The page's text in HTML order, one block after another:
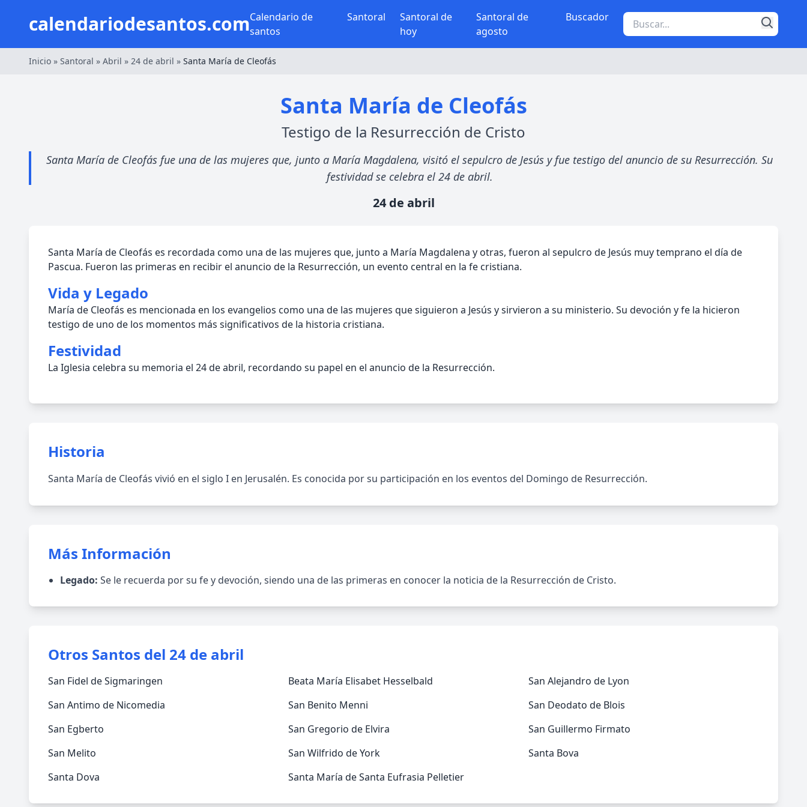
calendariodesantos.comCalendario de
santos
Santoral
Santoral de
hoy
Santoral de
agosto
Buscador
Inicio » Santoral » Abril » 24 de abril » Santa María de Cleofás
Santa María de Cleofás
Testigo de la Resurrección de Cristo
Santa María de Cleofás fue una de las mujeres que, junto a María Magdalena, visitó el sepulcro de Jesús y fue testigo del anuncio de su Resurrección. Su
festividad se celebra el 24 de abril.
24 de abril
Santa María de Cleofás es recordada como una de las mujeres que, junto a María Magdalena y otras, fueron al sepulcro de Jesús muy temprano el día de
Pascua. Fueron las primeras en recibir el anuncio de la Resurrección, un evento central en la fe cristiana.
Vida y Legado
María de Cleofás es mencionada en los evangelios como una de las mujeres que siguieron a Jesús y sirvieron a su ministerio. Su devoción y fe la hicieron
testigo de uno de los momentos más significativos de la historia cristiana.
Festividad
La Iglesia celebra su memoria el 24 de abril, recordando su papel en el anuncio de la Resurrección.
Historia
Santa María de Cleofás vivió en el siglo I en Jerusalén. Es conocida por su participación en los eventos del Domingo de Resurrección.
Más Información
Legado: Se le recuerda por su fe y devoción, siendo una de las primeras en conocer la noticia de la Resurrección de Cristo.
Otros Santos del 24 de abril
San Fidel de Sigmaringen Beata María Elisabet Hesselbald
San Alejandro de Lyon
San Antimo de Nicomedia
San Benito Menni
San Deodato de Blois
San Egberto
San Gregorio de Elvira
San Guillermo Firmato
San Melito
San Wilfrido de York
Santa Bova
Santa Dova
Santa María de Santa Eufrasia Pelletier